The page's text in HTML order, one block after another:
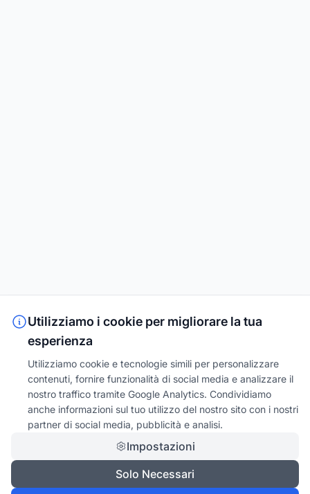
Utilizziamo i cookie per migliorare la tua
esperienza
Utilizziamo cookie e tecnologie simili per personalizzare
contenuti, fornire funzionalità di social media e analizzare il
nostro traffico tramite Google Analytics. Condividiamo
anche informazioni sul tuo utilizzo del nostro sito con i nostri
partner di social media, pubblicità e analisi.
Impostazioni
Solo Necessari